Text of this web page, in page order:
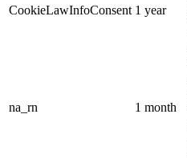
CookieLawInfoConsent 1 year
na_rn 1 month